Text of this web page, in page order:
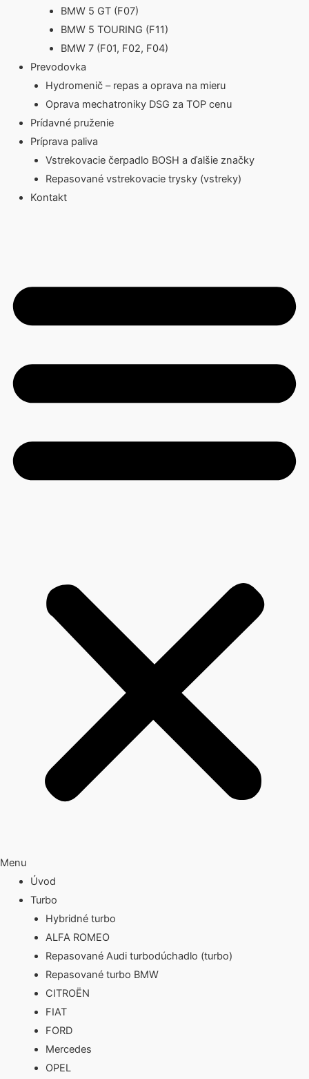
BMW 5 GT (F07)
BMW 5 TOURING (F11)
BMW 7 (F01, F02, F04)
Prevodovka
Hydromenič – repas a oprava na mieru
Oprava mechatroniky DSG za TOP cenu
Prídavné pruženie
Príprava paliva
Vstrekovacie čerpadlo BOSH a ďalšie značky
Repasované vstrekovacie trysky (vstreky)
Kontakt
Menu
Úvod
Turbo
Hybridné turbo
ALFA ROMEO
Repasované Audi turbodúchadlo (turbo)
Repasované turbo BMW
CITROËN
FIAT
FORD
Mercedes
OPEL